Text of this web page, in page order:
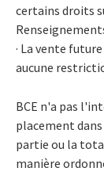
certains droits
· La vente
aucune
BCE n'a pas
placement dans
partie ou la
manière